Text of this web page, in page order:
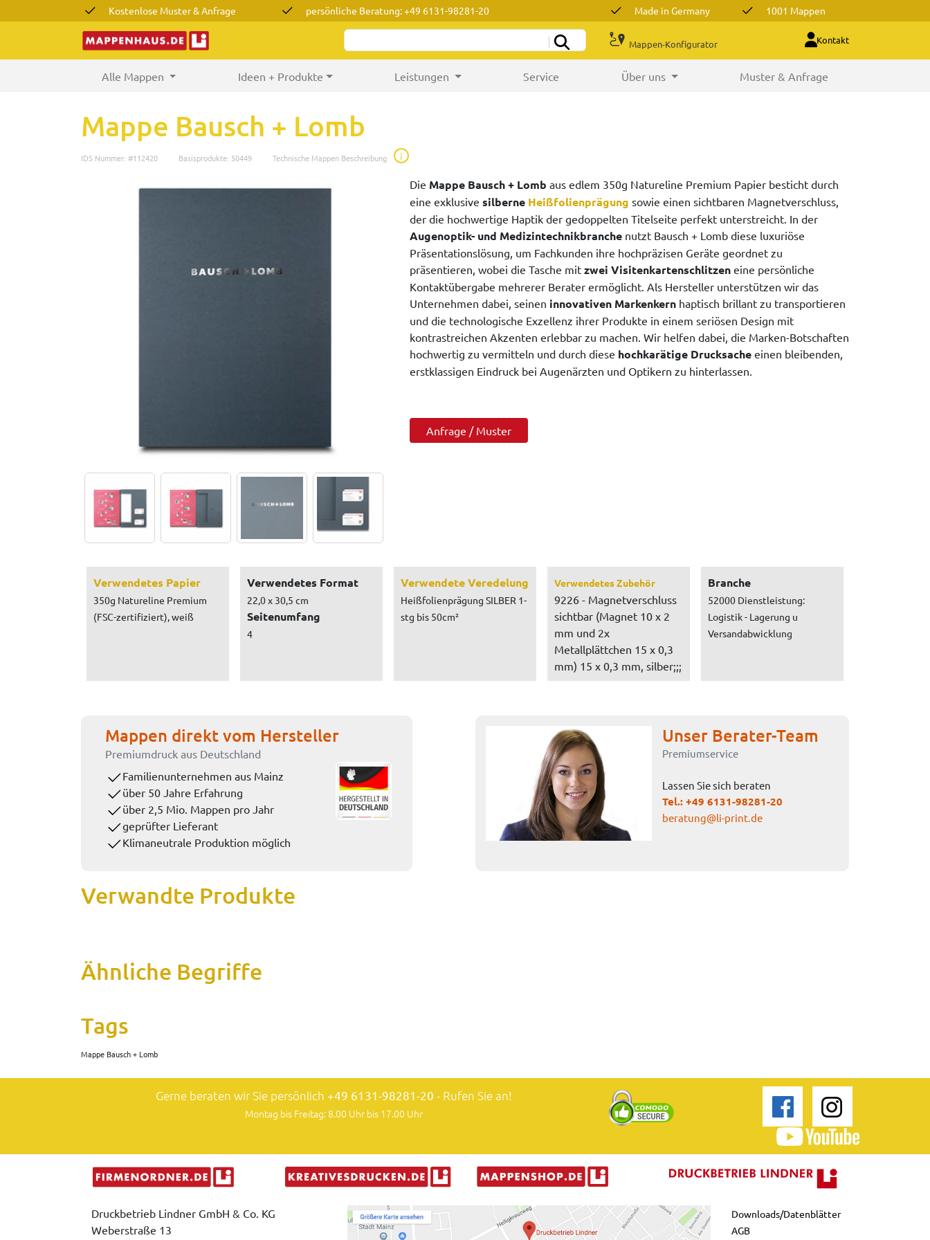
Kostenlose Muster & Anfrage persönliche Beratung: +49 6131-98281-20 Made in Germany 1001 Mappen
Mappen-Konfigurator Kontakt
Alle Mappen (current) Ideen + Produkte Leistungen Service Über uns Muster & Anfrage
Mappe Bausch + Lomb
IDS Nummer: #112420 Basisprodukte: 50449 Technische Mappen Beschreibung i
Die Mappe Bausch + Lomb aus edlem 350g Natureline Premium Papier besticht durch
eine exklusive silberne Heißfolienprägung sowie einen sichtbaren Magnetverschluss,
der die hochwertige Haptik der gedoppelten Titelseite perfekt unterstreicht. In der
Augenoptik- und Medizintechnikbranche nutzt Bausch + Lomb diese luxuriöse
Präsentationslösung, um Fachkunden ihre hochpräzisen Geräte geordnet zu
präsentieren, wobei die Tasche mit zwei Visitenkartenschlitzen eine persönliche
Kontaktübergabe mehrerer Berater ermöglicht. Als Hersteller unterstützen wir das
Unternehmen dabei, seinen innovativen Markenkern haptisch brillant zu transportieren
und die technologische Exzellenz ihrer Produkte in einem seriösen Design mit
kontrastreichen Akzenten erlebbar zu machen. Wir helfen dabei, die Marken-Botschaften
hochwertig zu vermitteln und durch diese hochkarätige Drucksache einen bleibenden,
erstklassigen Eindruck bei Augenärzten und Optikern zu hinterlassen.
Anfrage / Muster
Verwendetes Papier
350g Natureline Premium
(FSC-zertifiziert), weiß
Verwendetes Format
22,0 x 30,5 cm
Seitenumfang
4
Verwendete Veredelung
Heißfolienprägung SILBER 1-
stg bis 50cm²
Verwendetes Zubehör
9226 - Magnetverschluss
sichtbar (Magnet 10 x 2
mm und 2x
Metallplättchen 15 x 0,3
mm) 15 x 0,3 mm, silber;;;
Branche
52000 Dienstleistung:
Logistik - Lagerung u
Versandabwicklung
Mappen direkt vom Hersteller
Premiumdruck aus Deutschland
Familienunternehmen aus Mainz
über 50 Jahre Erfahrung
über 2,5 Mio. Mappen pro Jahr
geprüfter Lieferant
Klimaneutrale Produktion möglich
Unser Berater-Team
Premiumservice
Lassen Sie sich beraten
Tel.: +49 6131-98281-20
beratung@li-print.de
Verwandte Produkte
Ähnliche Begriffe
Tags
Mappe Bausch + Lomb
Gerne beraten wir Sie persönlich +49 6131-98281-20 - Rufen Sie an!
Montag bis Freitag: 8.00 Uhr bis 17.00 Uhr
Druckbetrieb Lindner GmbH & Co. KG
Weberstraße 13
Downloads/Datenblätter
AGB